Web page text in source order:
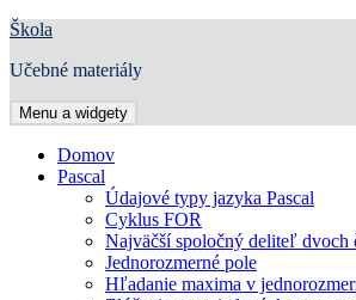
Preskočiť
obsah
Škola
Učebné materiály
Menu a widgety
Domov
Pascal
Údajové typy jazyka Pascal
Cyklus FOR
Najväčší spoločný deliteľ dvoch
Jednorozmerné pole
Hľadanie maxima v